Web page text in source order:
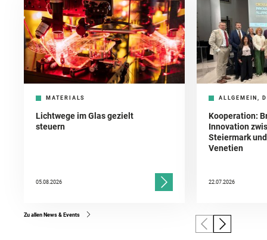
MATERIALS
Lichtwege im Glas gezielt
steuern
05.08.2026
ALLGEMEIN,
Kooperation:
Innovation
Steiermark
Venetien
22.07.2026
Zu allen News & Events